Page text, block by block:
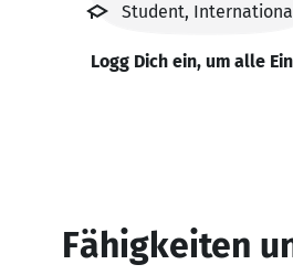
Student,
Logg Dich ein, um alle
Fähigkeiten